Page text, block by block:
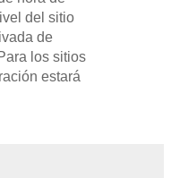
del sitio
de
los sitios
estará